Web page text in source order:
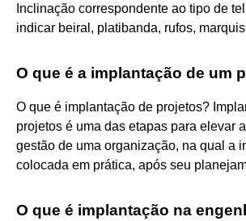
Inclinação correspondente ao tipo de
indicar beiral, platibanda, rufos,
O que é a implantação de um
O que é implantação de projetos?
projetos é uma das etapas para elevar
gestão de uma organização, na qual a
colocada em prática, após seu
O que é implantação na